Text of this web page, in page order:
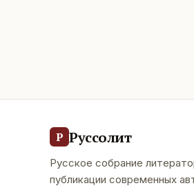
Р Руссолит
Русское собрание
публикации современных